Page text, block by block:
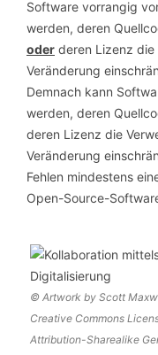
Software vorrangig
werden, deren
oder deren Lizenz die
Veränderung
Demnach kann
werden, deren
deren Lizenz die
Veränderung
Fehlen mindestens
Open-Source-
© Artwork by Scott
Creative Commons
Attribution-Sharealike